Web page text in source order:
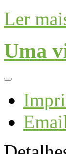
Ler
Uma